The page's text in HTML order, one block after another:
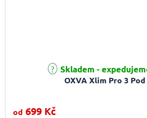
OXVA Xlim Pro 3
Průměrné hodnocení produktu je 5,0 z 5
Skladem -
od 699 Kč